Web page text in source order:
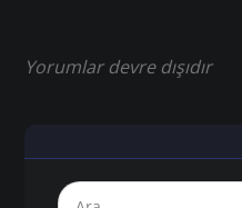
Yorumlar devre dışıdır